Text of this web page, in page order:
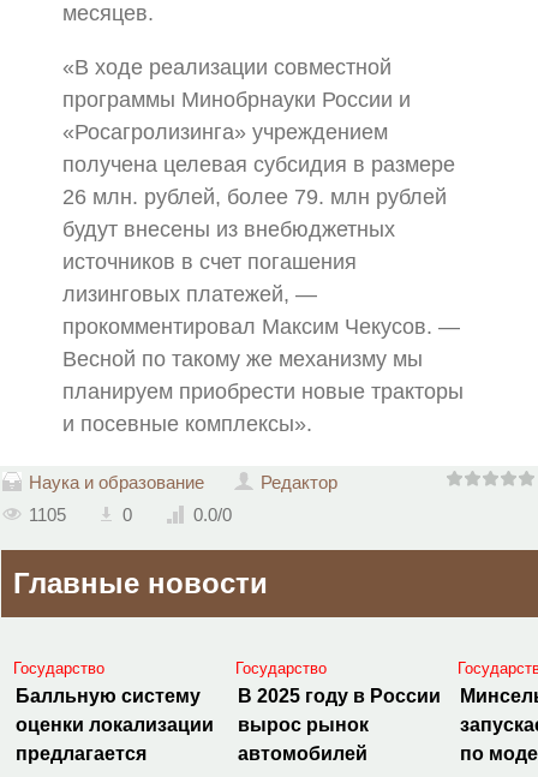
месяцев.
«В ходе реализации совместной
программы Минобрнауки России и
«Росагролизинга» учреждением
получена целевая субсидия в размере
26 млн. рублей, более 79. млн рублей
будут внесены из внебюджетных
источников в счет погашения
лизинговых платежей, —
прокомментировал Максим Чекусов. —
Весной по такому же механизму мы
планируем приобрести новые тракторы
и посевные комплексы».
Наука и образование
Редактор
1105
0 0.0/0
Главные новости
Государство
Балльную систему
оценки локализации
предлагается
Государство
В 2025 году в России
вырос рынок
автомобилей
по